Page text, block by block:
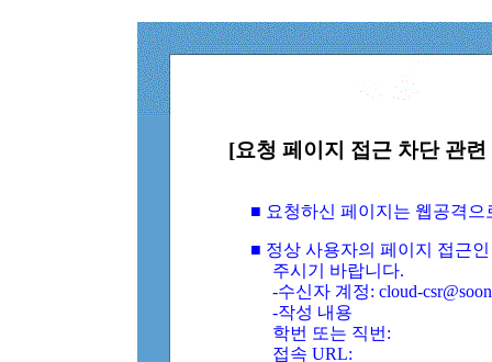
[요청 페이지 접근 차단 관
■ 요청하신 페이지는 웹공격
■ 정상 사용자의 페이지 접근
주시기 바랍니다.
-수신자 계정: cloud-
-작성 내용
학번 또는 직번:
접속 URL: